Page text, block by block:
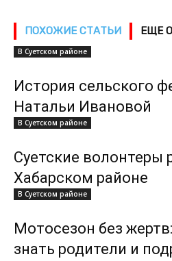
ПОХОЖИЕ СТАТЬИ ЕЩЕ
В Суетском районе
История сельского
Натальи Ивановой
В Суетском районе
Суетские волонтеры
Хабарском районе
В Суетском районе
Мотосезон без
знать родители и